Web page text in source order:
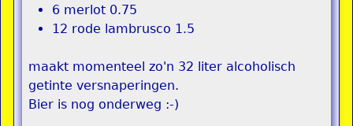
6 merlot 0.75
12 rode lambrusco 1.5
maakt momenteel zo'n 32 liter alcoholisch
getinte versnaperingen.
Bier is nog onderweg :-)